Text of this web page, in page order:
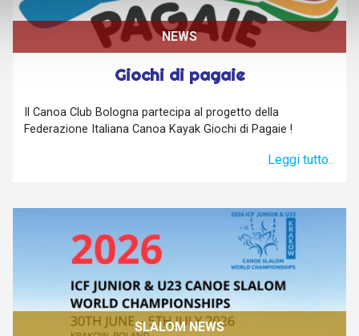
Giochi di pagaie
NEWS
Il Canoa Club Bologna partecipa al progetto della
Federazione Italiana Canoa Kayak Giochi di Pagaie !
Leggi tutto..
SLALOM NEWS